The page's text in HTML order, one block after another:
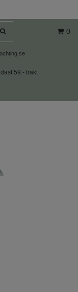
0
59:- frakt